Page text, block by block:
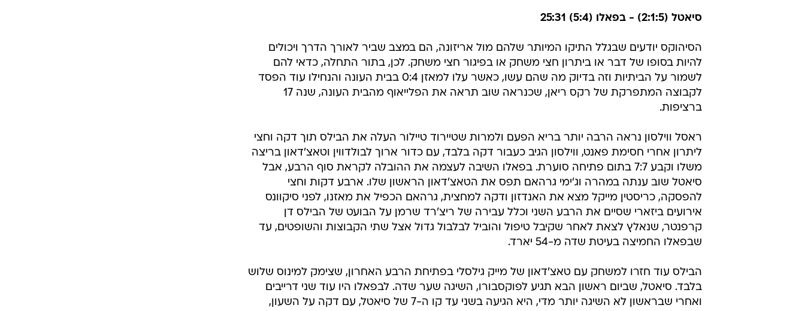
סיאטל (2:1:5) - בפאלו (5:4) 25:31
הסיהוקס יודעים שבגלל התיקו המיותר שלהם מול אריזונה, הם במצב שביר לאורך הדרך ויכולים
להיות בסופו של דבר או ביתרון חצי משחק או בפיגור חצי משחק. לכן, בתור התחלה, כדאי להם
לשמור על הביתיות וזה בדיוק מה שהם עשו, כאשר עלו למאזן 0:4 בבית העונה והנחילו עוד הפסד
לקבוצה המתפרקת של רקס ריאן, שכנראה שוב תראה את הפלייאוף מהבית העונה, שנה 17
ברציפות.
ראסל ווילסון נראה הרבה יותר בריא הפעם ולמרות שטיירוד טיילור העלה את הבילס תוך דקה וחצי
ליתרון אחרי חסימת פאנט, ווילסון הגיב כעבור דקה בלבד, עם כדור ארוך לבולדווין וטאצ'דאון בריצה
משלו וקבע 7:7 בתום פתיחה סוערת. בפאלו השיבה לעצמה את ההובלה לקראת סוף הרבע, אבל
סיאטל שוב ענתה במהרה וג'ימי גרהאם תפס את הטאצ'דאון הראשון שלו. ארבע דקות וחצי
להפסקה, כריסטין מייקל מצא את האנדזון ודקה למחצית, גרהאם הכפיל את מאזנו, לפני סיקוונס
אירועים ביזארי שסיים את הרבע השני וכלל עבירה של ריצ'רד שרמן על הבועט של הבילס דן
קרפנטר, שנאלץ לצאת לאחר שקיבל טיפול והוביל לבלבול גדול אצל שתי הקבוצות והשופטים, עד
שבפאלו החמיצה בעיטת שדה מ-54 יארד.
הבילס עוד חזרו למשחק עם טאצ'דאון של מייק גילסלי בפתיחת הרבע האחרון, שצימק למינוס שלוש
בלבד. סיאטל, שביום ראשון הבא תגיע לפוקסבורו, השיגה שער שדה. לבפאלו היו עוד שני דרייבים
ואחרי שבראשון לא השיגה יותר מדי, היא הגיעה בשני עד קו ה-7 של סיאטל, עם דקה על השעון,